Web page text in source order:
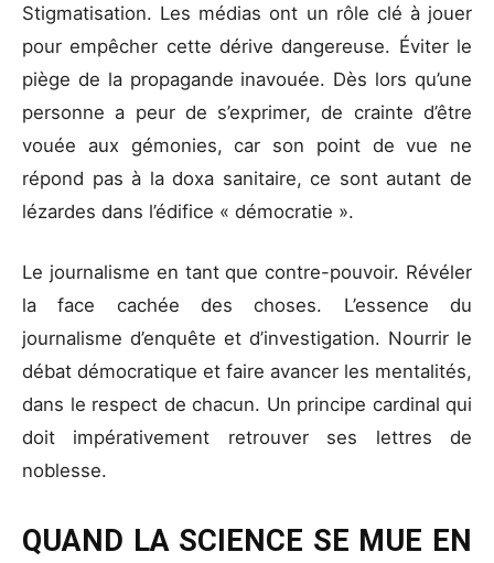
Stigmatisation. Les médias ont un rôle clé à jouer
pour empêcher cette dérive dangereuse. Éviter le
piège de la propagande inavouée. Dès lors qu’une
personne a peur de s’exprimer, de crainte d’être
vouée aux gémonies, car son point de vue ne
répond pas à la doxa sanitaire, ce sont autant de
lézardes dans l’édifice « démocratie ».
Le journalisme en tant que contre-pouvoir. Révéler
la face cachée des choses. L’essence du
journalisme d’enquête et d’investigation. Nourrir le
débat démocratique et faire avancer les mentalités,
dans le respect de chacun. Un principe cardinal qui
doit impérativement retrouver ses lettres de
noblesse.
QUAND LA SCIENCE SE MUE EN